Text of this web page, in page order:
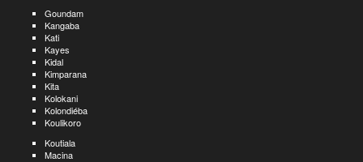
Goundam
Kangaba
Kati
Kayes
Kidal
Kimparana
Kita
Kolokani
Kolondiéba
Koulikoro
Koutiala
Macina